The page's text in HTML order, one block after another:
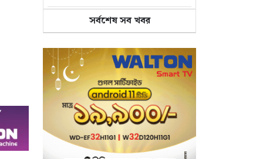
মানসম্মত শিক্ষা নিশ্চিতে
শ্যামপুরে তৎপর শিক্ষা
অফিসার শাপলা খানম
৫
তাৎক্ষণিক খাদ্য পরীক্ষা
নিশ্চিত করবে ভ্রাম্যমাণ
পরীক্ষাগার: এস এম হুমায়ূন
৬
সর্বশেষ সব খবর